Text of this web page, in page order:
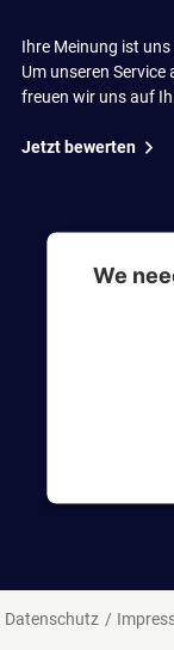
Ihre Meinung ist
Um unseren
freuen wir uns auf
Jetzt bewerten
We
Datenschutz